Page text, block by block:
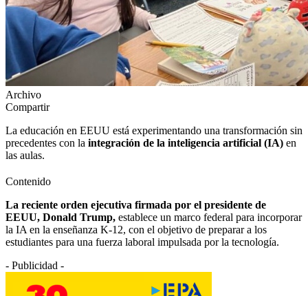
Archivo
Compartir
La educación en EEUU está experimentando una transformación sin
precedentes con la integración de la inteligencia artificial (IA) en
las aulas.
Contenido
La reciente orden ejecutiva firmada por el presidente de
EEUU, Donald Trump, establece un marco federal para incorporar
la IA en la enseñanza K-12, con el objetivo de preparar a los
estudiantes para una fuerza laboral impulsada por la tecnología.
- Publicidad -